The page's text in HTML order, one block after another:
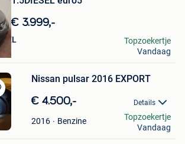
€ 3.999,-
Topzoekertje
Vandaag
Nissan pulsar 2016 EXPORT
€ 4.500,- Details
2016 Benzine
Topzoekertje
Vandaag